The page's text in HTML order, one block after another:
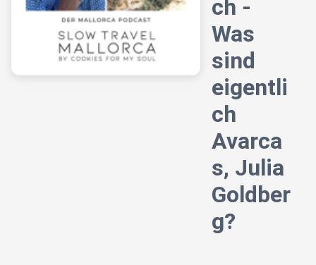
ch -
Was
sind
eigentli
ch
Avarca
s, Julia
Goldber
g?